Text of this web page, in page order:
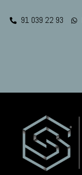
91 039 22 93